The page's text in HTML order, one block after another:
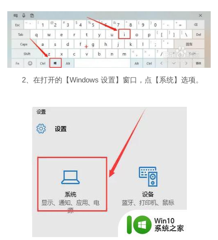
2、在打开的【Windows 设置】窗口，点【系统】选项。